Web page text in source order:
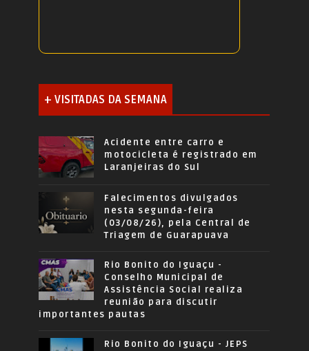
+ VISITADAS DA SEMANA
Acidente entre carro e
motocicleta é registrado em
Laranjeiras do Sul
Falecimentos divulgados
nesta segunda-feira
(03/08/26), pela Central de
Triagem de Guarapuava
Rio Bonito do Iguaçu -
Conselho Municipal de
Assistência Social realiza
reunião para discutir
importantes pautas
Rio Bonito do Iguaçu - JEPS